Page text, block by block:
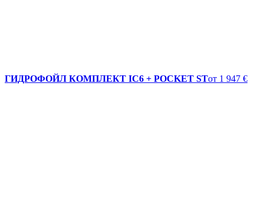
ГИДРОФОЙЛ КОМПЛЕКТ IC6 + POCKET STот 1 947 €